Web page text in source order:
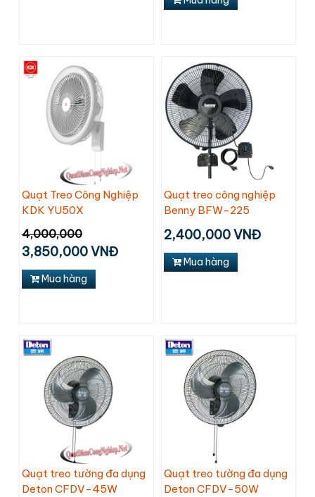
Quạt Treo Công Nghiệp
KDK YU50X
4,000,000
3,850,000 VNĐ
Mua hàng
Quạt treo công nghiệp
Benny BFW-225
2,400,000 VNĐ
Mua hàng
Quạt treo tường đa dụng
Deton CFDV-45W
Quạt treo tường đa dụng
Deton CFDV-50W